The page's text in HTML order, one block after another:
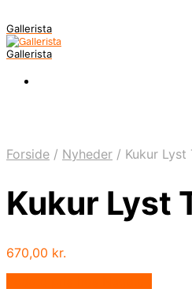
Gallerista
Gallerista
Forside / Nyheder / Kukur
Kukur Lyst
670,00 kr.